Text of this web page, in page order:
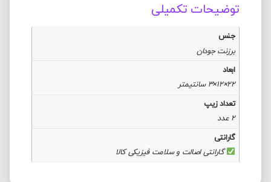
توضیحات تکمیلی
جنس
برزنت جودان
ابعاد
22×12×3 سانتیمتر
تعداد زیپ
2 عدد
گارانتی
گارانتی اصالت و سلامت فیزیکی کالا